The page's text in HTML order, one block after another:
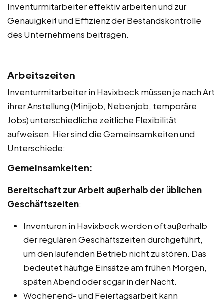
Inventurmitarbeiter effektiv arbeiten und zur
Genauigkeit und Effizienz der Bestandskontrolle
des Unternehmens beitragen.
Arbeitszeiten
Inventurmitarbeiter in Havixbeck müssen je nach Art
ihrer Anstellung (Minijob, Nebenjob, temporäre
Jobs) unterschiedliche zeitliche Flexibilität
aufweisen. Hier sind die Gemeinsamkeiten und
Unterschiede:
Gemeinsamkeiten:
Bereitschaft zur Arbeit außerhalb der üblichen
Geschäftszeiten:
Inventuren in Havixbeck werden oft außerhalb
der regulären Geschäftszeiten durchgeführt,
um den laufenden Betrieb nicht zu stören. Das
bedeutet häufige Einsätze am frühen Morgen,
späten Abend oder sogar in der Nacht.
Wochenend- und Feiertagsarbeit kann